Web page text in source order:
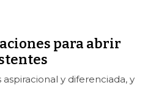
para abrir
y diferenciada, y